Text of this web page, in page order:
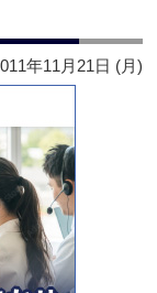
年11月21日 (月)